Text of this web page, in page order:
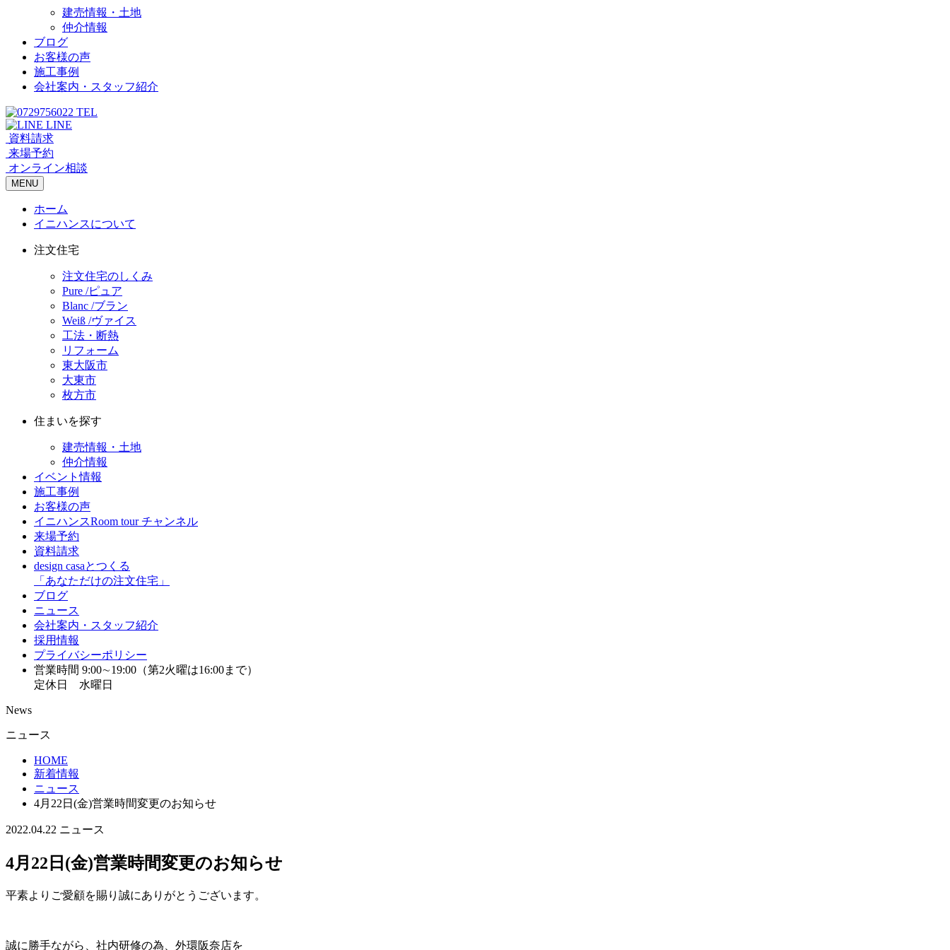
建売情報・土地
仲介情報
ブログ
お客様の声
施工事例
会社案内・スタッフ紹介
TEL
LINE
資料請求
来場予約
オンライン相談
MENU
ホーム
イニハンスについて
注文住宅
注文住宅のしくみ
Pure /ピュア
Blanc /ブラン
Weiß /ヴァイス
工法・断熱
リフォーム
東大阪市
大東市
枚方市
住まいを探す
建売情報・土地
仲介情報
イベント情報
施工事例
お客様の声
イニハンスRoom tour チャンネル
来場予約
資料請求
design casaとつくる
「あなただけの注文住宅」
ブログ
ニュース
会社案内・スタッフ紹介
採用情報
プライバシーポリシー
営業時間 9:00∼19:00（第2火曜は16:00まで）
定休日 水曜日
News
ニュース
HOME
新着情報
ニュース
4月22日(金)営業時間変更のお知らせ
2022.04.22 ニュース
4月22日(金)営業時間変更のお知らせ
平素よりご愛顧を賜り誠にありがとうございます。
誠に勝手ながら、社内研修の為、外環阪奈店を